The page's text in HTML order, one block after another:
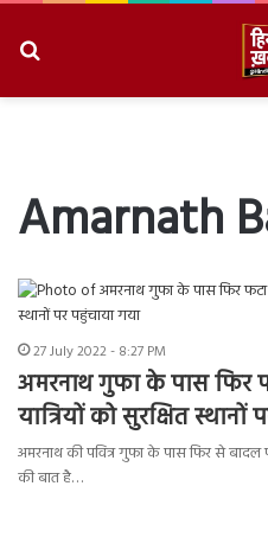
Amarnath
27 July 2022 - 8:27 PM
अमरनाथ गुफा के पास फिर
यात्रियों को सुरक्षित
अमरनाथ की पवित्र गुफा के पास फिर से
की बात है…